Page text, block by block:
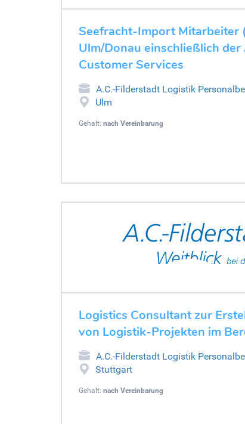
Seefracht-Import Mitarbeiter
Ulm/Donau einschließlich
Customer Services
A.C.-Filderstadt Logistik
Ulm
Gehalt: nach Vereinbarung
Logistics Consultant zur
von Logistik-Projekten im
A.C.-Filderstadt Logistik
Stuttgart
Gehalt: nach Vereinbarung